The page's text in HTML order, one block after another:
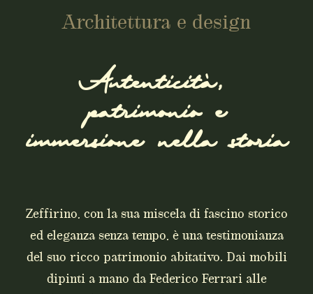
Architettura e design
Autenticità,
patrimonio e
immersione nella storia
Zeffirino, con la sua miscela di fascino storico
ed eleganza senza tempo, è una testimonianza
del suo ricco patrimonio abitativo. Dai mobili
dipinti a mano da Federico Ferrari alle